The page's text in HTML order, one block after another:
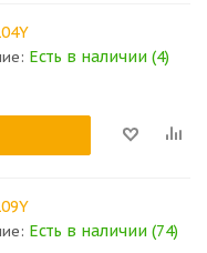
Есть в наличии (4)
Есть в наличии (74)